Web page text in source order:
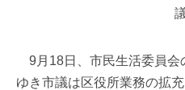
9月18日、市民生活委員会
ゆき市議は区役所業務の拡